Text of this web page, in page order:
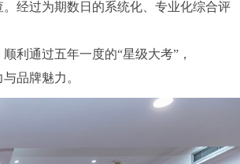
经过为期数日的系统化、专业化综合评
利通过五年一度的“星级大考”，
品牌魅力。